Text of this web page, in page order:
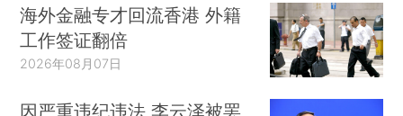
海外金融专才回流香港 外籍
工作签证翻倍
2026年08月07日
因严重违纪违法 李云泽被罢